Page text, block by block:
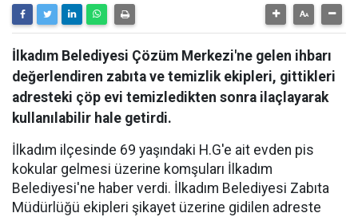
İlkadım Belediyesi Çözüm Merkezi'ne gelen ihbarı
değerlendiren zabıta ve temizlik ekipleri, gittikleri
adresteki çöp evi temizledikten sonra ilaçlayarak
kullanılabilir hale getirdi.
İlkadım ilçesinde 69 yaşındaki H.G'e ait evden pis
kokular gelmesi üzerine komşuları İlkadım
Belediyesi'ne haber verdi. İlkadım Belediyesi Zabıta
Müdürlüğü ekipleri şikayet üzerine gidilen adreste